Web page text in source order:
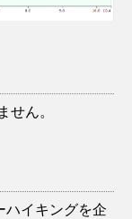
せん。
イキングを企